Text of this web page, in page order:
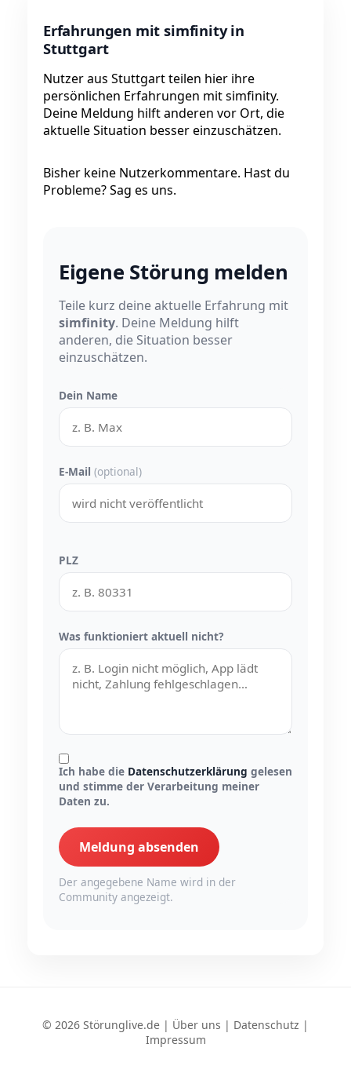
Erfahrungen mit simfinity in
Stuttgart
Nutzer aus Stuttgart teilen hier ihre
persönlichen Erfahrungen mit simfinity.
Deine Meldung hilft anderen vor Ort, die
aktuelle Situation besser einzuschätzen.
Bisher keine Nutzerkommentare. Hast du
Probleme? Sag es uns.
Eigene Störung melden
Teile kurz deine aktuelle Erfahrung mit
simfinity. Deine Meldung hilft
anderen, die Situation besser
einzuschätzen.
Dein Name
E-Mail (optional)
PLZ
Was funktioniert aktuell nicht?
Ich habe die Datenschutzerklärung gelesen
und stimme der Verarbeitung meiner
Daten zu.
Meldung absenden
Der angegebene Name wird in der
Community angezeigt.
© 2026 Störunglive.de | Über uns | Datenschutz |
Impressum